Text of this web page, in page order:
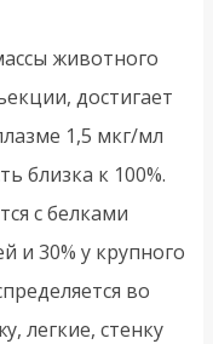
животного
достигает
1,5 мкг/мл
близка к 100%.
с белками
и 30% у крупного
во
легкие, стенку